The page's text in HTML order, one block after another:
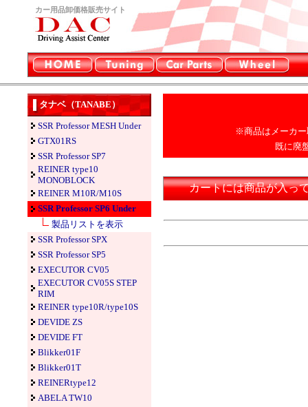
カー用品卸価格販売サイト
タナベ（TANABE）
SSR Professor MESH Under
GTX01RS
SSR Professor SP7
REINER type10
MONOBLOCK
REINER M10R/M10S
SSR Professor SP6 Under
製品リストを表示
SSR Professor SPX
SSR Professor SP5
EXECUTOR CV05
EXECUTOR CV05S STEP
RIM
REINER type10R/type10S
DEVIDE ZS
DEVIDE FT
Blikker01F
Blikker01T
REINERtype12
ABELA TW10
※商品はメーカー
既に廃
カートには商品が入っ